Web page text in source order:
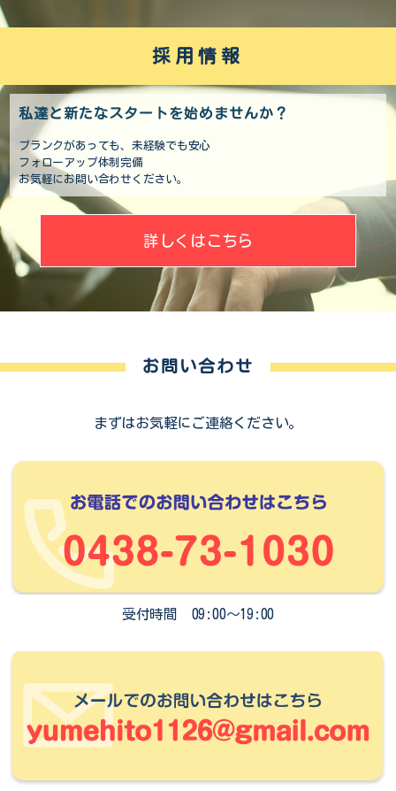
採用情報
私達と新たなスタートを始めませんか？
ブランクがあっても、未経験でも安心
フォローアップ体制完備
お気軽にお問い合わせください。
詳しくはこちら
お問い合わせ
まずはお気軽にご連絡ください。
受付時間 09:00～19:00